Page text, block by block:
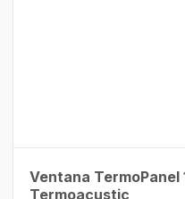
Ventana TermoPanel
Termoacustic